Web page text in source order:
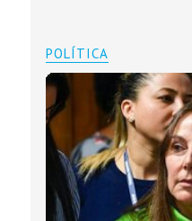
POLÍTICA